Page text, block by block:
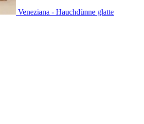
Veneziana - Hauchdünne glatte